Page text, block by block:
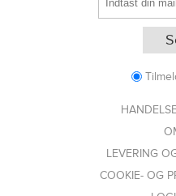
LEVERING
COOKIE- OG